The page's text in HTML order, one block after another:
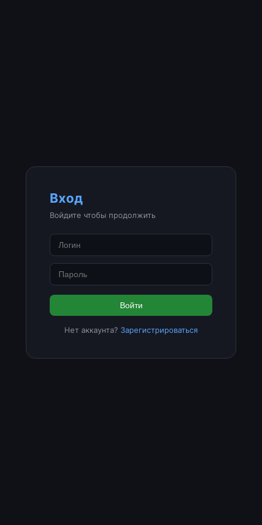
Вход
Войдите чтобы продолжить
Войти
Нет аккаунта? Зарегистрироваться